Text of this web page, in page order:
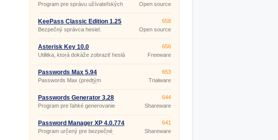
Program pre správu užívateľských
triedenia,…).
Open source
KeePass Classic Edition 1.25
Bezpečný správca hesiel.
658
Open source
Asterisk Key 10.0
Utilitka, ktorá dokáže zobraziť heslá
maskované reťazcom znakov "***".
656
Freeware
Passwords Max 5.94
Passwords Max (predtým
Passwords Plus) umožňuje
(podľa zakúpenej licencie) ukladať
heslá, užívateľské mená a ďalšie
informácie v šifrovanom súbore
653
Trialware
Passwords Generator 3.28
Program pre ľahké generovanie
silných hesiel.
644
Shareware
Password Manager XP 4.0.774
Program určený pre bezpečné
ukladanie dôverných informácií
641
Shareware